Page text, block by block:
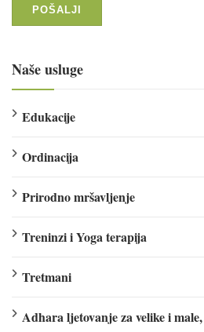
Naše usluge
Edukacije
Ordinacija
Prirodno mršavljenje
Treninzi i Yoga terapija
Tretmani
Adhara ljetovanje za velike i